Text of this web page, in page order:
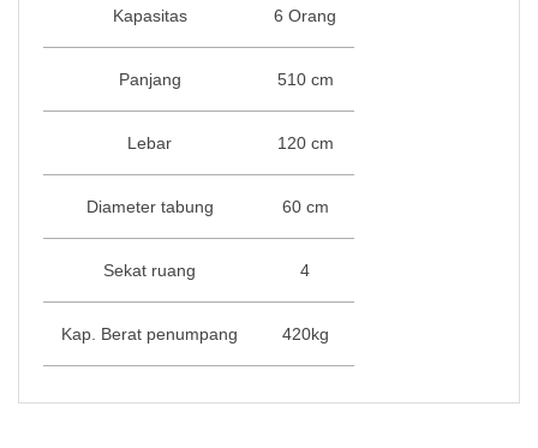
Kapasitas 6 Orang
Panjang 510 cm
Lebar 120 cm
Diameter tabung 60 cm
Sekat ruang 4
Kap. Berat penumpang 420kg